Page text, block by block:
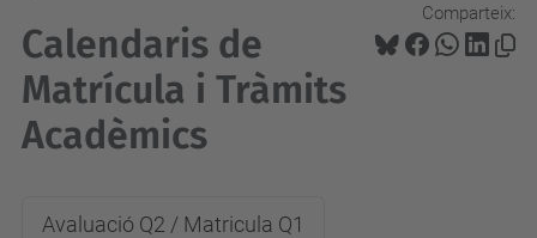
Comparteix:
Calendaris de
Matrícula i Tràmits
Acadèmics
Avaluació Q2 / Matricula Q1